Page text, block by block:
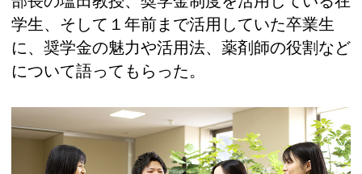
学生、そして１年前まで活用していた卒業生
に、奨学金の魅力や活用法、薬剤師の役割など
について語ってもらった。